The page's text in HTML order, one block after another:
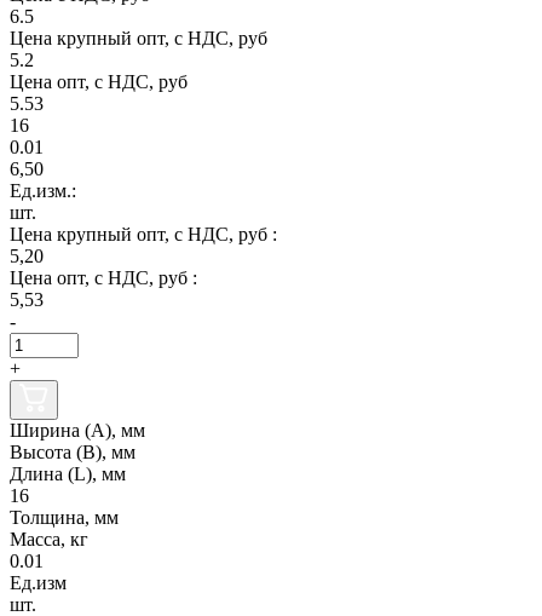
6.5
Цена крупный опт, с НДС, руб
5.2
Цена опт, с НДС, руб
5.53
16
0.01
6,50
Ед.изм.:
шт.
Цена крупный опт, с НДС, руб :
5,20
Цена опт, с НДС, руб :
5,53
-
+
Ширина (А), мм
Высота (В), мм
Длина (L), мм
16
Толщина, мм
Масса, кг
0.01
Ед.изм
шт.